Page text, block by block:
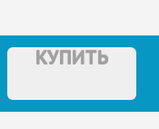
КУПИТЬ